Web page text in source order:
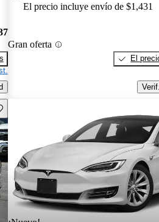
El precio incluye envío de $1,431
Gran oferta
El
este Aviso